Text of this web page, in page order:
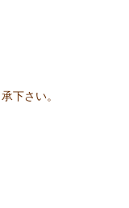
下さい。